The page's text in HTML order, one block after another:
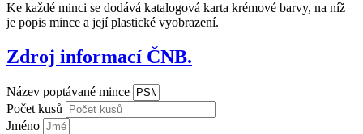
Ke každé minci se dodává katalogová karta krémové barvy, na níž
je popis mince a její plastické vyobrazení.
Zdroj informací ČNB.
Název poptávané mince
Počet kusů
Jméno